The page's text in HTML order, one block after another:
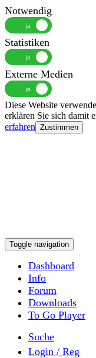
Notwendig
Statistiken
Externe Medien
Diese Website
erklären Sie sich damit
erfahren Zustimmen
Toggle navigation
Dashboard
Info
Forum
Downloads
To Go Player
Suche
Login / Reg